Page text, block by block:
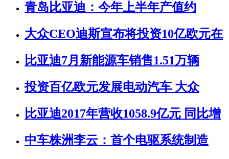
青岛比亚迪：今年上半年产值约
大众CEO迪斯宣布将投资10亿欧元在
比亚迪7月新能源车销售1.51万辆
投资百亿欧元发展电动汽车 大众
比亚迪2017年营收1058.9亿元 同比增
中车株洲李云：首个电驱系统制造